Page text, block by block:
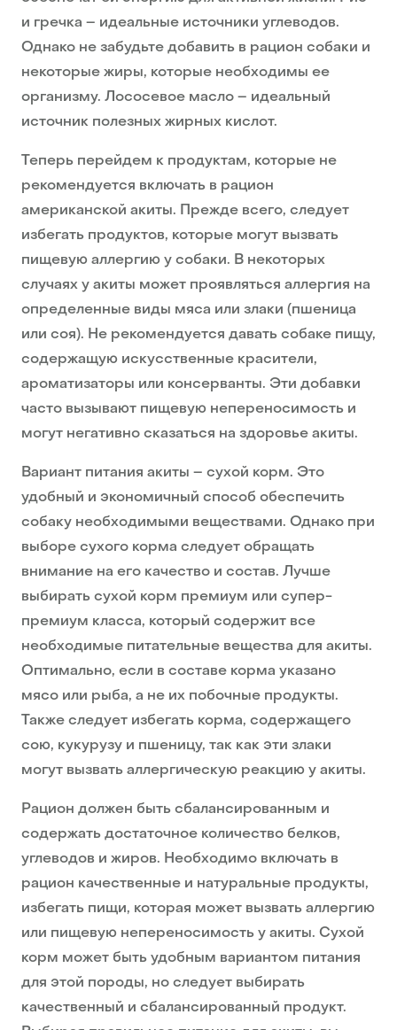
и гречка – идеальные источники углеводов.
Однако не забудьте добавить в рацион собаки и
некоторые жиры, которые необходимы ее
организму. Лососевое масло – идеальный
источник полезных жирных кислот.
Теперь перейдем к продуктам, которые не
рекомендуется включать в рацион
американской акиты. Прежде всего, следует
избегать продуктов, которые могут вызвать
пищевую аллергию у собаки. В некоторых
случаях у акиты может проявляться аллергия на
определенные виды мяса или злаки (пшеница
или соя). Не рекомендуется давать собаке пищу,
содержащую искусственные красители,
ароматизаторы или консерванты. Эти добавки
часто вызывают пищевую непереносимость и
могут негативно сказаться на здоровье акиты.
Вариант питания акиты – сухой корм. Это
удобный и экономичный способ обеспечить
собаку необходимыми веществами. Однако при
выборе сухого корма следует обращать
внимание на его качество и состав. Лучше
выбирать сухой корм премиум или супер-
премиум класса, который содержит все
необходимые питательные вещества для акиты.
Оптимально, если в составе корма указано
мясо или рыба, а не их побочные продукты.
Также следует избегать корма, содержащего
сою, кукурузу и пшеницу, так как эти злаки
могут вызвать аллергическую реакцию у акиты.
Рацион должен быть сбалансированным и
содержать достаточное количество белков,
углеводов и жиров. Необходимо включать в
рацион качественные и натуральные продукты,
избегать пищи, которая может вызвать аллергию
или пищевую непереносимость у акиты. Сухой
корм может быть удобным вариантом питания
для этой породы, но следует выбирать
качественный и сбалансированный продукт.